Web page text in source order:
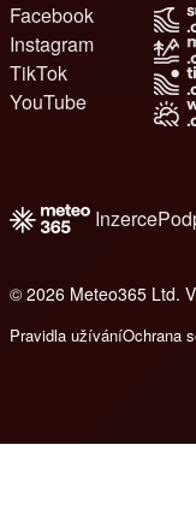
Facebook
Instagram
TikTok
YouTube
Inzerce
© 2026 Meteo365 Ltd.
Pravidla užíváníOchrana